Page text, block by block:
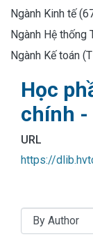
Ngành Kinh tế
Ngành Hệ thống
Ngành Kế toán
Học
chính -
URL
https://